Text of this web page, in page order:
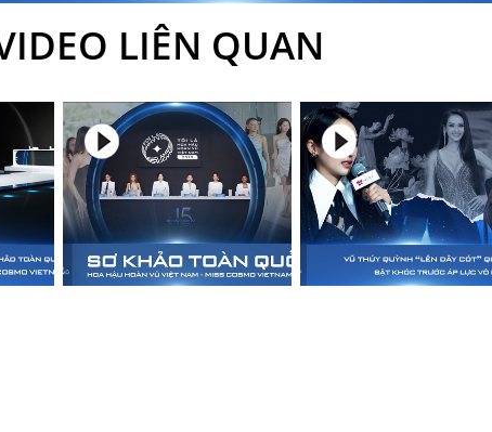
LIÊN QUAN